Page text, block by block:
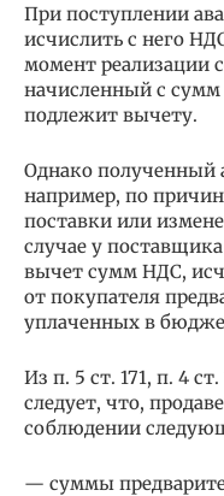
При поступлении
исчислить с него
момент реализации
начисленный с
подлежит вычету.
Однако полученный
например, по
поставки или
случае у
вычет сумм НДС,
от покупателя
уплаченных в
Из п. 5 ст. 171, п. 4
следует, что,
соблюдении
— суммы